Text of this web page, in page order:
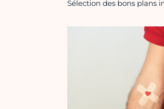
Sélection des bons plans